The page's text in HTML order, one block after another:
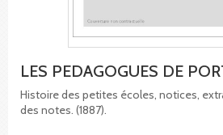
LES PEDAGOGUES DE
Histoire des petites écoles, notices,
des notes. (1887).